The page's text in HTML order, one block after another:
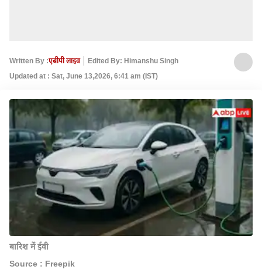
Written By :एबीपी लाइव
Edited By: Himanshu Singh
Updated at : Sat, June 13,2026, 6:41 am (IST)
बारिश में ईवी
Source : Freepik